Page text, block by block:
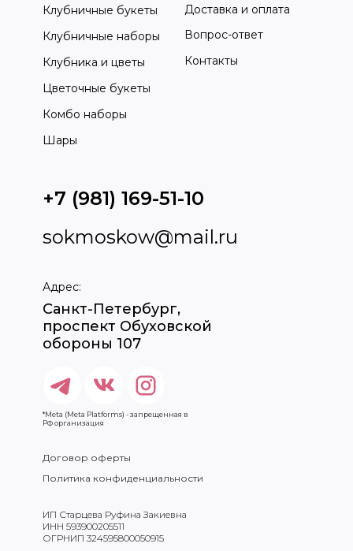
Клубничные букеты
Доставка и оплата
Вопрос-ответ
Контакты
Клубничные наборы
Клубника и цветы
Цветочные букеты
Комбо наборы
Шары
ИП Старцева Руфина Закиевна
ИНН 593900205511
ОГРНИП 324595800050915
Политика конфиденциальности
Договор оферты
+7 (981) 169-51-10
sokmoskow@mail.ru
Адрес:
Санкт-Петербург,
проспект Обуховской
обороны 107
*Meta (Meta Platforms) - запрещенная в
РФ организация